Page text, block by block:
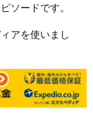
ソードです。
アを使いまし